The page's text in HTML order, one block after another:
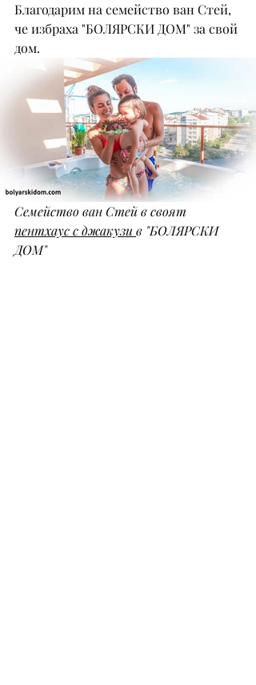
Благодарим на семейство ван Стей,
че избраха "БОЛЯРСКИ ДОМ" за свой
дом.
Семейство ван Стей в своят
пентхаус с джакузи в "БОЛЯРСКИ
ДОМ"